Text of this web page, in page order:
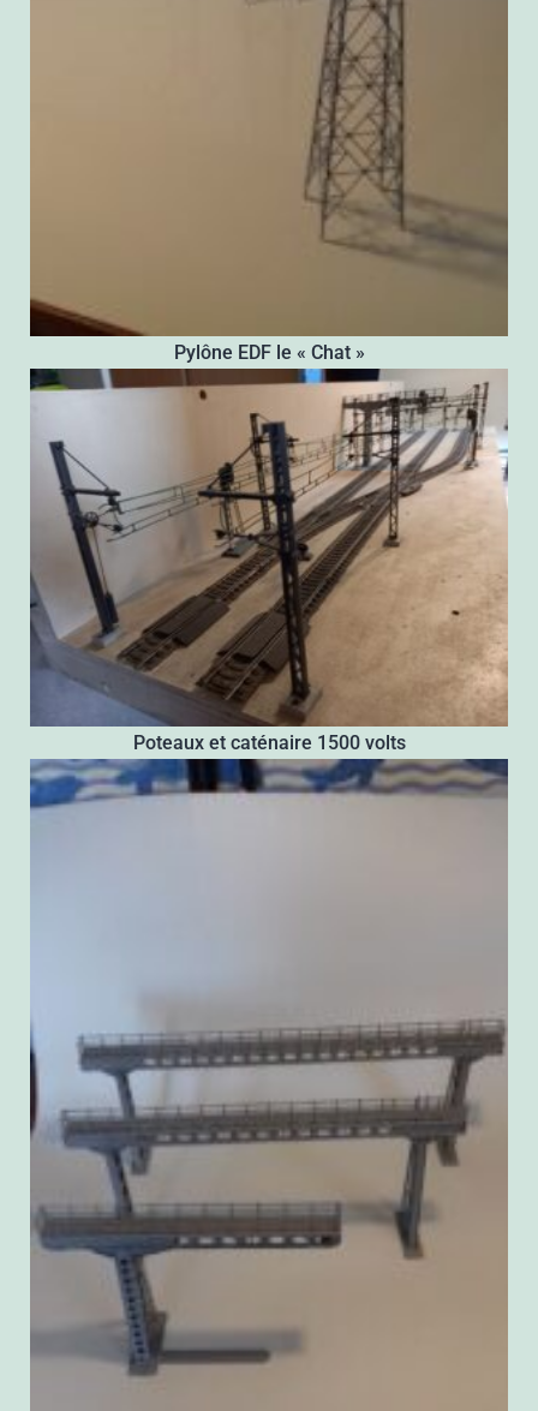
Pylône EDF le « Chat »
Poteaux et caténaire 1500 volts